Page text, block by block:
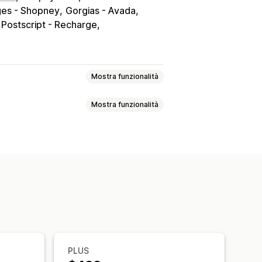
- Shopney Gorgias - Avada
Postscript - Recharge
Mostra funzionalità
Mostra funzionalità
Aggiungi al carrello
PLUS